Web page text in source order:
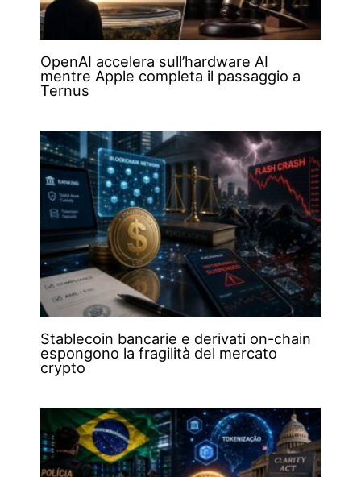
OpenAI accelera sull’hardware AI
mentre Apple completa il passaggio a
Ternus
Stablecoin bancarie e derivati on-chain
espongono la fragilità del mercato
crypto